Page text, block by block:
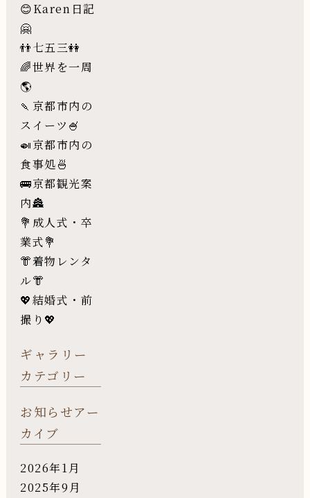
😊Karen日記
🤗
👬七五三👭
🌈世界を一周
🌎
🍡京都市内の
スイーツ🍧
🍛京都市内の
食事処🍜
🚌京都観光案
内🏯
💐成人式・卒
業式💐
👘着物レンタ
ル👘
💖結婚式・前
撮り💖
ギャラリー
カテゴリー
お知らせアー
カイブ
2026年1月
2025年9月